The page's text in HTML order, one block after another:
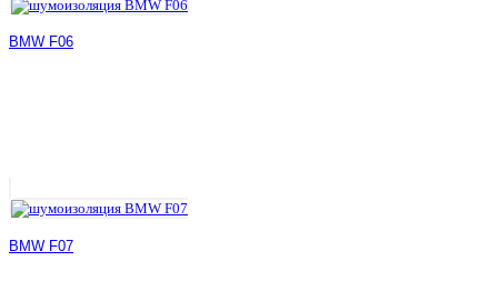
BMW F06
BMW F07